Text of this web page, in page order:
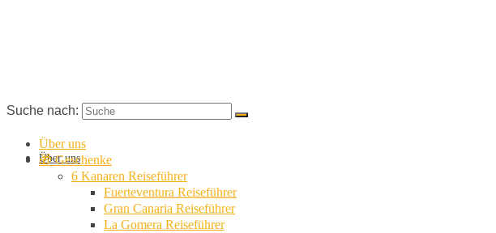
Über uns
Suche nach:
Über uns
🎁 Geschenke
6 Kanaren Reiseführer
Fuerteventura Reiseführer
Gran Canaria Reiseführer
La Gomera Reiseführer